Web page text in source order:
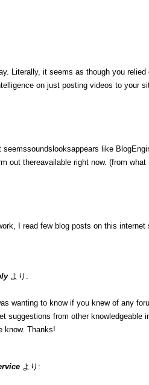
Literally, it seems as though you
on just posting videos to your
like
out thereavailable right now. (from
I read few blog posts on this
より:
wanting to know if you knew of any
suggestions from other
know. Thanks!
より: